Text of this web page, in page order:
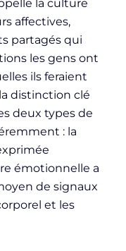
la culture
affectives,
partagés qui
les gens ont
ils feraient
distinction clé
deux types de
: la
émotionnelle a
de signaux
et les